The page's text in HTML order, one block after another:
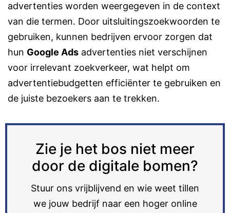
advertenties worden weergegeven in de context
van die termen. Door uitsluitingszoekwoorden te
gebruiken, kunnen bedrijven ervoor zorgen dat
hun Google Ads advertenties niet verschijnen
voor irrelevant zoekverkeer, wat helpt om
advertentiebudgetten efficiënter te gebruiken en
de juiste bezoekers aan te trekken.
Zie je het bos niet meer
door de digitale bomen?
Stuur ons vrijblijvend en wie weet tillen
we jouw bedrijf naar een hoger online